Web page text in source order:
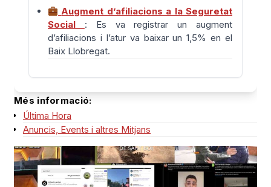
Augment d’afiliacions a la Seguretat
Social
: Es va registrar un augment
d’afiliacions i l’atur va baixar un 1,5% en el
Baix Llobregat.
Més informació:
Última Hora
Anuncis, Events i altres Mitjans